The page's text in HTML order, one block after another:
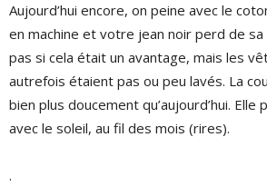
Aujourd’hui encore, on peine avec le
en machine et votre jean noir perd de
pas si cela était un avantage, mais les
autrefois étaient pas ou peu lavés. La
bien plus doucement qu’aujourd’hui.
avec le soleil, au fil des mois (rires).
.